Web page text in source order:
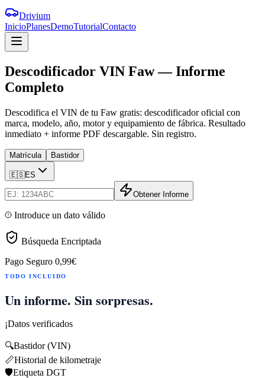
Drivium
InicioPlanesDemoTutorialContacto
Descodificador VIN Faw—Informe
Completo
Descodifica el VIN de tu Faw gratis: descodificador oficial con
marca, modelo, año, motor y equipamiento de fábrica. Resultado
inmediato + informe PDF descargable. Sin registro.
Matrícula Bastidor
🇪🇸ES
Obtener Informe
Introduce un dato válido
Búsqueda Encriptada
Pago Seguro 0,99€
TODO INCLUIDO
Un informe. Sin sorpresas.
¡Datos verificados
🔍Bastidor (VIN)
📏Historial de kilometraje
🛡️Etiqueta DGT